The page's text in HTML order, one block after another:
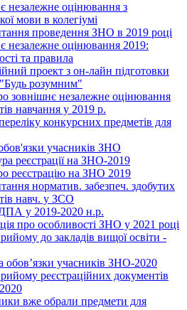
незалежне оцінювання з
мови в колегіумі
проведення ЗНО в 2019 році
незалежне оцінювання 2019:
та правила
проект з он-лайн підготовки
розумним"
зовнішнє незалежне оцінювання
навчання у 2019 р.
конкурсних предметів для
учасників ЗНО
реєстрації на ЗНО-2019
реєстрацію на ЗНО 2019
норматив. забезпеч. здобутих
навч. у ЗСО
у 2019-2020 н.р.
про особливості ЗНО у 2021 році
до закладів вищої освіти -
обов’язки учасників ЗНО-2020
реєстраційних документів
вже обрали предмети для